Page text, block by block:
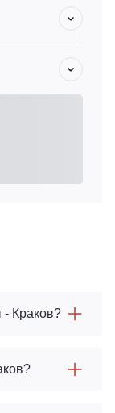
- Краков?